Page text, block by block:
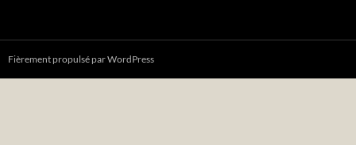
Fièrement propulsé par WordPress